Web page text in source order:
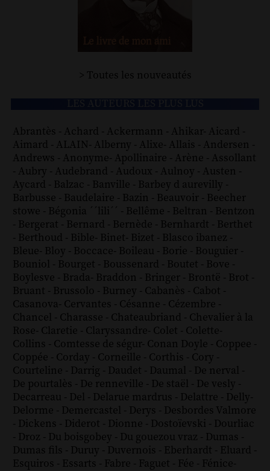
> Toutes les nouveautés
Abrantès - Achard - Ackermann - Ahikar- Aicard -
Aimard - ALAIN- Alberny - Alixe- Allais - Andersen -
Andrews - Anonyme- Apollinaire - Arène - Assollant
- Aubry - Audebrand - Audoux - Aulnoy - Austen -
Aycard - Balzac - Banville - Barbey d aurevilly -
Barbusse - Baudelaire - Bazin - Beauvoir - Beecher
stowe - Bégonia ´´lili´´ - Bellême - Beltran - Bentzon
- Bergerat - Bernard - Bernède - Bernhardt - Berthet
- Berthoud - Bible- Binet- Bizet - Blasco ibanez -
Bleue- Bloy - Boccace- Boileau - Borie - Bouguier -
Bouniol - Bourget - Boussenard - Boutet - Bove -
Boylesve - Brada- Braddon - Bringer - Brontë - Brot -
Bruant - Brussolo - Burney - Cabanès - Cabot -
Casanova- Cervantes - Césanne - Cézembre -
Chancel - Charasse - Chateaubriand - Chevalier à la
Rose- Claretie - Claryssandre- Colet - Colette-
Collins - Comtesse de ségur- Conan Doyle - Coppee -
Coppée - Corday - Corneille - Corthis - Cory -
Courteline - Darrig - Daudet - Daumal - De nerval -
De pourtalès - De renneville - De staël - De vesly -
Decarreau - Del - Delarue mardrus - Delattre - Delly-
Delorme - Demercastel - Derys - Desbordes Valmore
- Dickens - Diderot - Dionne - Dostoïevski - Dourliac
- Droz - Du boisgobey - Du gouezou vraz - Dumas -
Dumas fils - Duruy - Duvernois - Eberhardt - Eluard -
Esquiros - Essarts - Fabre - Faguet - Fée - Fénice-